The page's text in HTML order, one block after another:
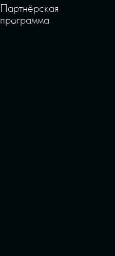
Партнёрская
программа